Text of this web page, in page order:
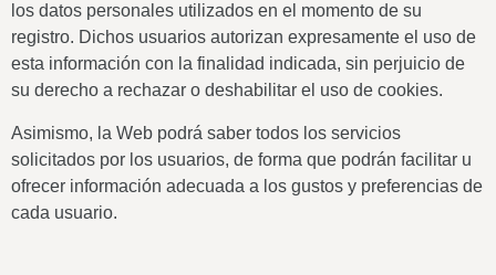
los datos personales utilizados en el momento de su
registro. Dichos usuarios autorizan expresamente el uso de
esta información con la finalidad indicada, sin perjuicio de
su derecho a rechazar o deshabilitar el uso de cookies.
Asimismo, la Web podrá saber todos los servicios
solicitados por los usuarios, de forma que podrán facilitar u
ofrecer información adecuada a los gustos y preferencias de
cada usuario.